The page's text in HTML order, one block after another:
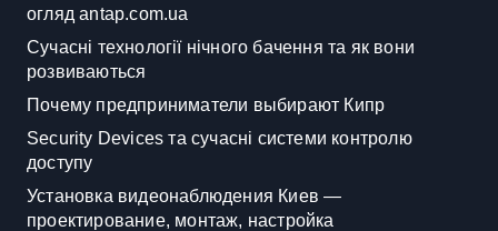
огляд antap.com.ua
Сучасні технології нічного бачення та як вони
розвиваються
Почему предприниматели выбирают Кипр
Security Devices та сучасні системи контролю
доступу
Установка видеонаблюдения Киев —
проектирование, монтаж, настройка